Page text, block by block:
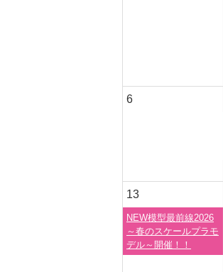
6
13
NEW模型最前線2026
～春のスケールプラモ
デル～開催！！